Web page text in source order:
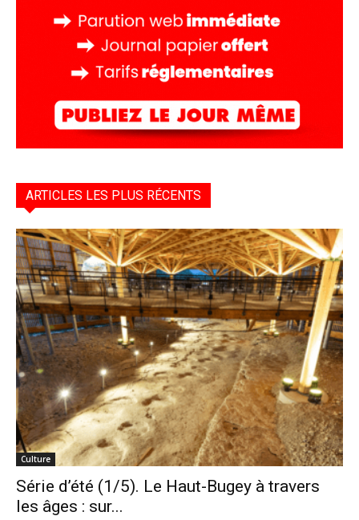
ARTICLES LES PLUS RÉCENTS
Culture
Série d’été (1/5). Le Haut-Bugey à travers
les âges : sur...